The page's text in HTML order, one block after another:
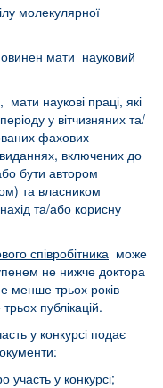
молекулярної
мати науковий
мати наукові праці, які
у вітчизняних та/
фахових
включених до
бути автором
та власником
та/або корисну
співробітника може
не нижче доктора
менше трьох років
публікацій.
у конкурсі подає
участь у конкурсі;